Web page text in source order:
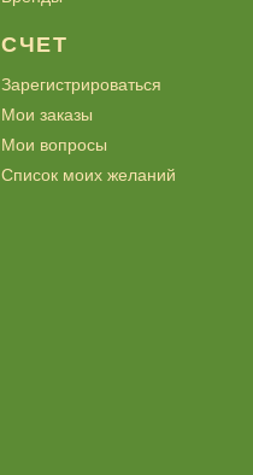
СЧЕТ
Зарегистрироваться
Мои заказы
Мои вопросы
Список моих желаний